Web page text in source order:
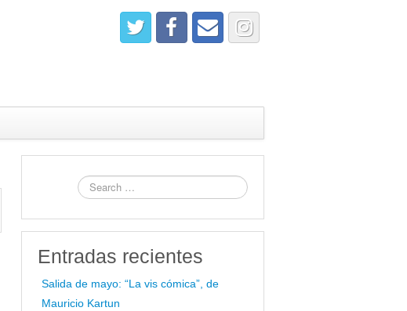
Entradas recientes
Salida de mayo: “La vis cómica”, de
Mauricio Kartun